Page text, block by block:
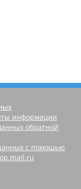
информации
обратной
с помощью